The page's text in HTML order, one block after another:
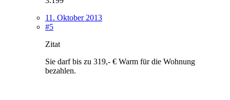
11. Oktober 2013
#5
Zitat
Sie darf bis zu 319,- € Warm für die Wohnung
bezahlen.